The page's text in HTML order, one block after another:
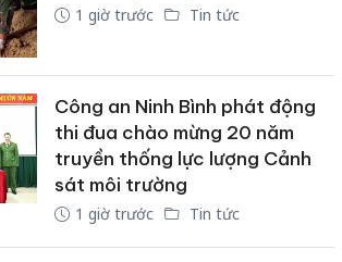
1 giờ trước Tin tức
Công an Ninh Bình phát động
thi đua chào mừng 20 năm
truyền thống lực lượng Cảnh
sát môi trường
1 giờ trước Tin tức